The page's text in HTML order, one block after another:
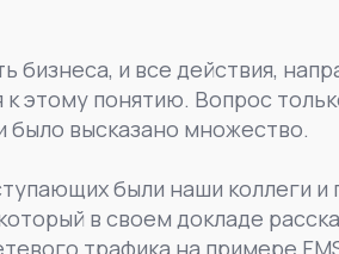
бизнеса, и все действия,
этому понятию. Вопрос
было высказано множество.
были наши коллеги и
в своем докладе
трафика на примере